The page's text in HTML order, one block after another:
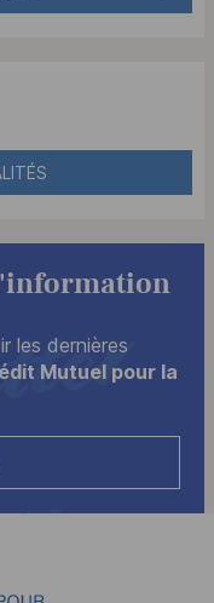
les dernières
Mutuel pour la